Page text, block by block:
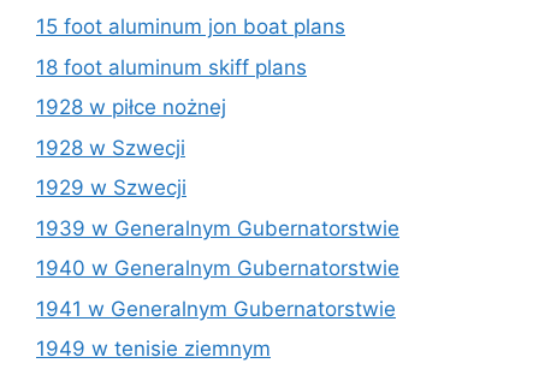
15 foot aluminum jon boat plans
18 foot aluminum skiff plans
1928 w piłce nożnej
1928 w Szwecji
1929 w Szwecji
1939 w Generalnym Gubernatorstwie
1940 w Generalnym Gubernatorstwie
1941 w Generalnym Gubernatorstwie
1949 w tenisie ziemnym